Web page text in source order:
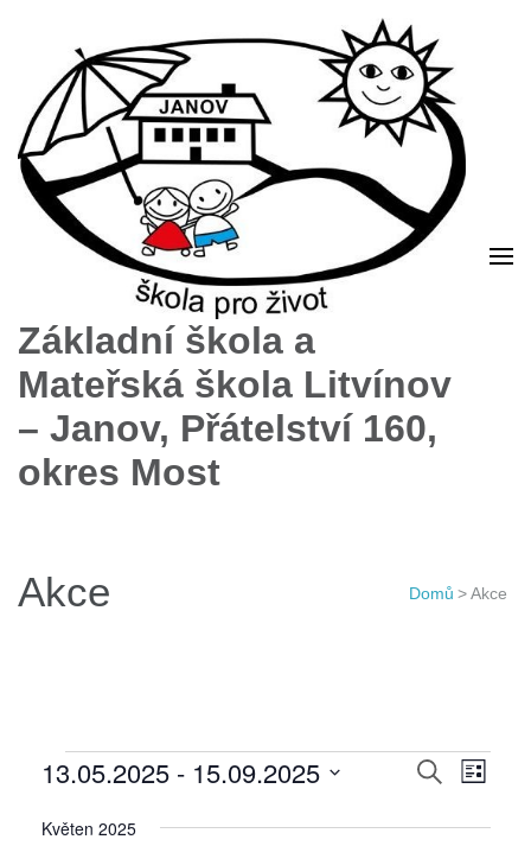
Základní škola a
Mateřská škola Litvínov
– Janov, Přátelství 160,
okres Most
Akce Domů >Akce
Akce
hledání
Hledat
Seznam
13.05.2025 - 15.09.2025
datum.
Květen 2025